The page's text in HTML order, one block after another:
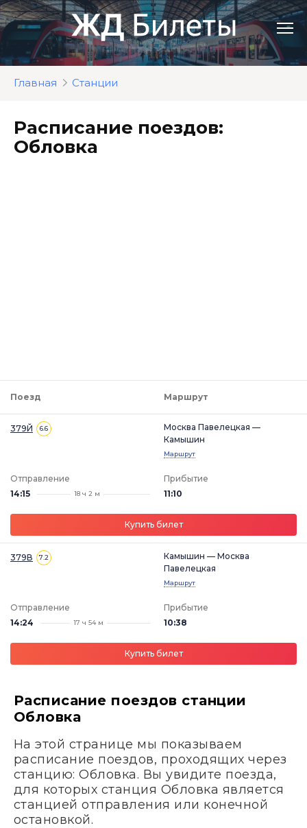
Перейти
к
контенту
Главная Станции
Расписание поездов:
Обловка
Поезд Маршрут
379Й 6.6
Москва Павелецкая —
Камышин
Маршрут
Отправление
14:15
18 ч 2 м
Прибытие
11:10
Купить билет
379В 7.2
Камышин — Москва
Павелецкая
Маршрут
Отправление
14:24
17 ч 54 м
Прибытие
10:38
Купить билет
Расписание поездов станции
Обловка
На этой странице мы показываем
расписание поездов, проходящих через
станцию: Обловка. Вы увидите поезда,
для которых станция Обловка является
станцией отправления или конечной
остановкой.